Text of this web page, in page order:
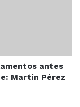
antes
Martín Pérez